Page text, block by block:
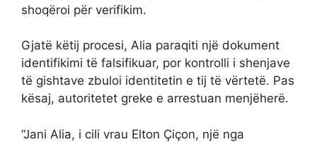
shoqëroi për verifikim.
Gjatë këtij procesi, Alia paraqiti një dokument
identifikimi të falsifikuar, por kontrolli i shenjave
të gishtave zbuloi identitetin e tij të vërtetë. Pas
kësaj, autoritetet greke e arrestuan menjëherë.
“Jani Alia, i cili vrau Elton Çiçon, një nga